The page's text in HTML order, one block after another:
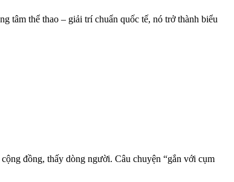
tâm thể thao – giải trí chuẩn quốc tế, nó trở thành biểu
đồng, thấy dòng người. Câu chuyện “gắn với cụm